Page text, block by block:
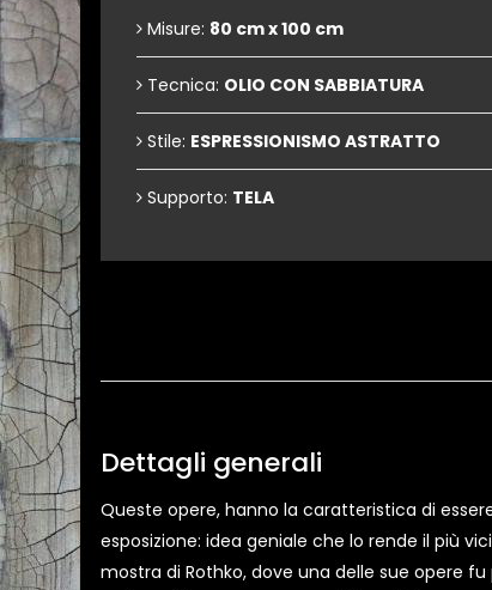
Misure: 80 cm x 100 cm
Tecnica: OLIO CON SABBIATURA
Stile: ESPRESSIONISMO ASTRATTO
Supporto: TELA
Dettagli generali
Queste opere, hanno la caratteristica di
esposizione: idea geniale che lo rende il più
mostra di Rothko, dove una delle sue opere